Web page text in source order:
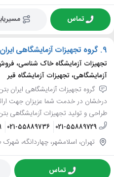
تماس
9. گروه تجهیزات آزمایشگاهی
تجهیزات آزمایشگاه خاک شناسی،
آزمایشگاهی، تجهیزات آزمایشگاه قیر
گروه تجهیزات آزمایشگاهی ایران
درخشان در خدمت شما عزیزان جهت
طراحی و تولید تجهیزات آزمایشگاهی
021-55889729
021-55889736
تهران، اسلامشهر، چهاردانگه،
تماس